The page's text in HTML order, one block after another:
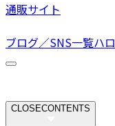
通販サイト
ブログ／SNS一覧ハ
CLOSECONTENTS